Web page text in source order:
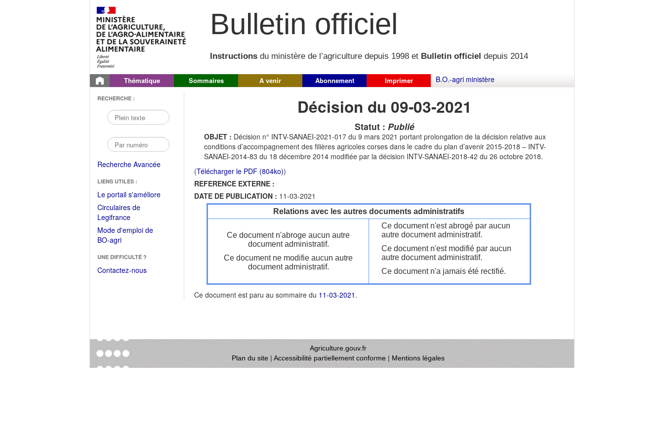
Bulletin officiel
Instructions du ministère de l’agriculture depuis 1998 et Bulletin officiel depuis 2014
Thématique Sommaires A venir Abonnement Imprimer B.O.-agri ministère
RECHERCHE :
Recherche Avancée
LIENS UTILES :
Le portail s'améliore(Fichier
Circulaires de
Legifrance(Ouvrir
dans
une
fenêtre)
Mode d'emploi de
BO-agri(Ouvrir
une
nouvelle
UNE DIFFICULTÉ ?
Contactez-nous
Décision du 09-03-2021
Statut : Publié
OBJET : Décision n° INTV-SANAEI-2021-017 du 9 mars 2021 portant prolongation de la décision relative aux
conditions d’accompagnement des filières agricoles corses dans le cadre du plan d’avenir 2015-2018 – INTV-
SANAEI-2014-83 du 18 décembre 2014 modifiée par la décision INTV-SANAEI-2018-42 du 26 octobre 2018.
(Télécharger le PDF (804ko))
REFERENCE EXTERNE :
DATE DE PUBLICATION : 11-03-2021
Relations avec les autres documents administratifs
Ce document n'abroge aucun autre
document administratif.
Ce document ne modifie aucun autre
document administratif.
Ce document n'est abrogé par aucun
autre document administratif.
Ce document n'est modifié par aucun
autre document administratif.
Ce document n'a jamais été rectifié.
Ce document est paru au sommaire du 11-03-2021 .
Agriculture.gouv.fr
Plan du site|Accessibilité partiellement conforme|Mentions légales